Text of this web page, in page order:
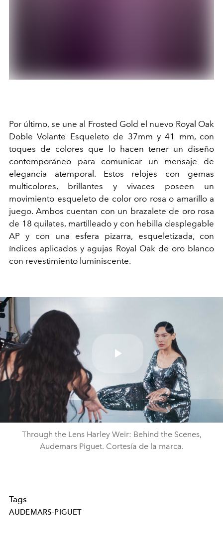
Por último, se une al Frosted Gold el nuevo Royal Oak
Doble Volante Esqueleto de 37mm y 41 mm, con
toques de colores que lo hacen tener un diseño
contemporáneo para comunicar un mensaje de
elegancia atemporal. Estos relojes con gemas
multicolores, brillantes y vivaces poseen un
movimiento esqueleto de color oro rosa o amarillo a
juego. Ambos cuentan con un brazalete de oro rosa
de 18 quilates, martilleado y con hebilla desplegable
AP y con una esfera pizarra, esqueletizada, con
índices aplicados y agujas Royal Oak de oro blanco
con revestimiento luminiscente.
Play
Video
Through the Lens Harley Weir: Behind the Scenes,
Audemars Piguet. Cortesía de la marca.
Tags
AUDEMARS-PIGUET